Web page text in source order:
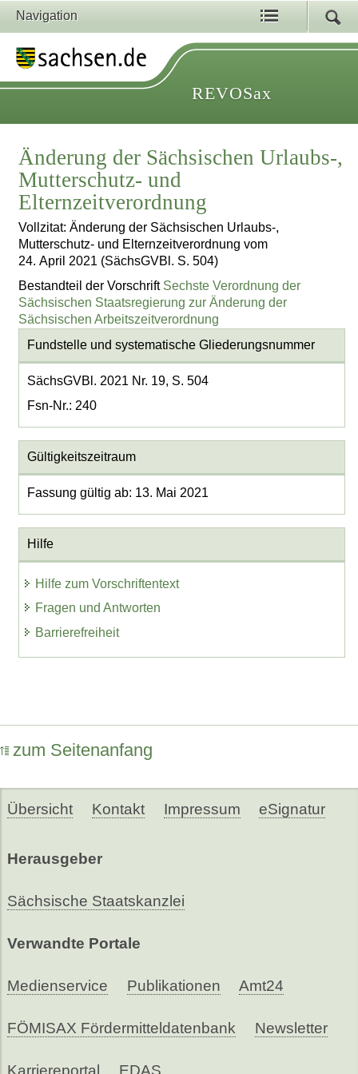
Navigation
REVOSax
Änderung der Sächsischen Urlaubs-,
Mutterschutz- und
Elternzeitverordnung
Vollzitat: Änderung der Sächsischen Urlaubs-,
Mutterschutz- und Elternzeitverordnung vom
24. April 2021 (SächsGVBl. S. 504)
Bestandteil der Vorschrift Sechste Verordnung der
Sächsischen Staatsregierung zur Änderung der
Sächsischen Arbeitszeitverordnung
Fundstelle und systematische Gliederungsnummer
SächsGVBl. 2021 Nr. 19, S. 504
Fsn-Nr.: 240
Gültigkeitszeitraum
Fassung gültig ab: 13. Mai 2021
Hilfe
Hilfe zum Vorschriftentext
Fragen und Antworten
Barrierefreiheit
zum Seitenanfang
Übersicht Kontakt Impressum eSignatur
Herausgeber
Sächsische Staatskanzlei
Verwandte Portale
Medienservice Publikationen Amt24
FÖMISAX Fördermitteldatenbank Newsletter
Karriereportal EDAS